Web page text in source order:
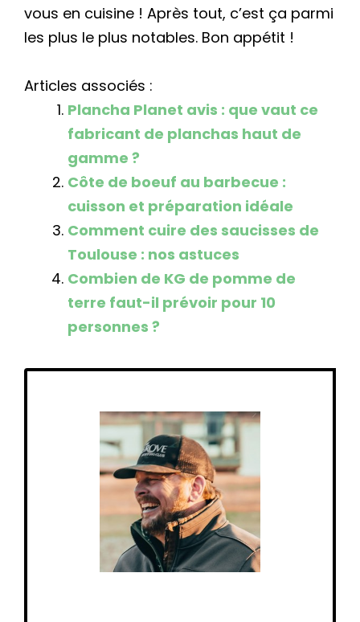
vous en cuisine ! Après tout, c’est ça parmi
les plus le plus notables. Bon appétit !
Articles associés :
Plancha Planet avis : que vaut ce
fabricant de planchas haut de
gamme ?
Côte de boeuf au barbecue :
cuisson et préparation idéale
Comment cuire des saucisses de
Toulouse : nos astuces
Combien de KG de pomme de
terre faut-il prévoir pour 10
personnes ?